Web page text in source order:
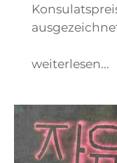
weiterlesen...